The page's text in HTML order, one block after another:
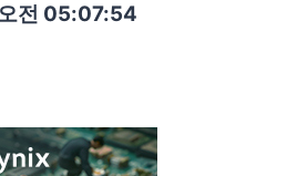
전 05:07:55